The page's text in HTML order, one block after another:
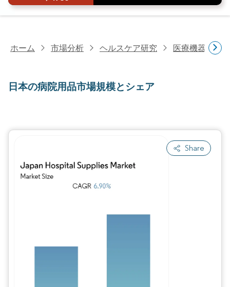
ホーム 市場分析 ヘルスケア研究 医療機器研究
日本の病院用品市場規模とシェア
Share